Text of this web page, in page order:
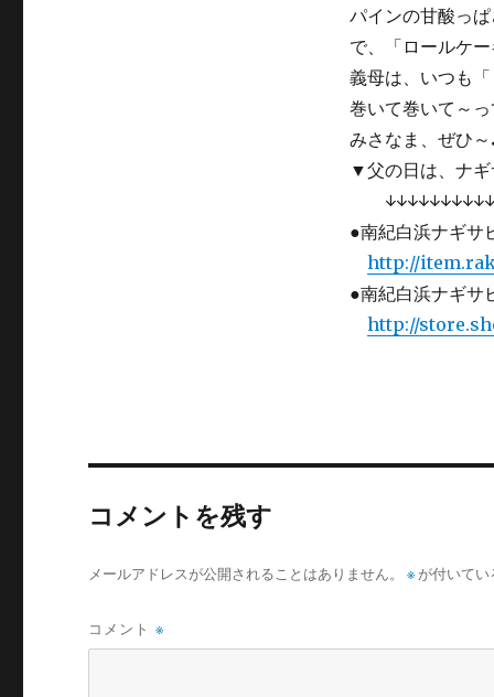
パインの甘酸っ
で、「ロールケー
義母は、いつも
巻いて巻いて～
みさなま、ぜひ
▼父の日は、ナギ
●南紀白浜ナギサ
http://
●南紀白浜ナギ
http://
コメントを残す
メールアドレスが公開されることはありません。 ※ が付いて
コメント※